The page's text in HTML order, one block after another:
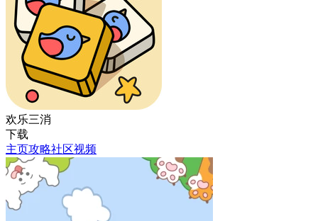
欢乐三消
下载
主页攻略社区视频